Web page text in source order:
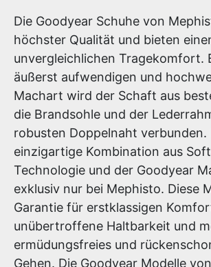
Die Goodyear Schuhe von
höchster Qualität und bieten
unvergleichlichen Tragekomfort.
äußerst aufwendigen und
Machart wird der Schaft aus
die Brandsohle und der
robusten Doppelnaht verbunden.
einzigartige Kombination aus
Technologie und der Goodyear
exklusiv nur bei Mephisto. Diese
Garantie für erstklassigen
unübertroffene Haltbarkeit und
ermüdungsfreies und
Gehen. Die Goodyear Modelle